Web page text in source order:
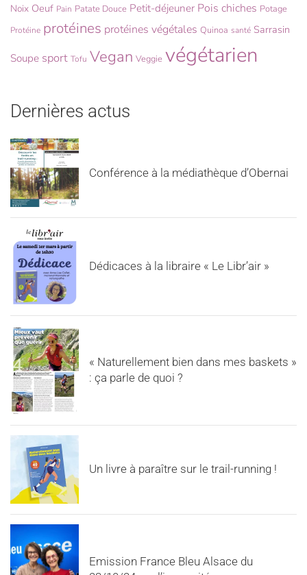
Noix Oeuf Pain Patate Douce Petit-déjeuner Pois chiches Potage
Protéine protéines protéines végétales Quinoa santé Sarrasin
Soupe sport Tofu Vegan Veggie végétarien
Dernières actus
Conférence à la médiathèque d’Obernai
Dédicaces à la libraire « Le Libr’air »
« Naturellement bien dans mes baskets »
: ça parle de quoi ?
Un livre à paraître sur le trail-running !
Emission France Bleu Alsace du